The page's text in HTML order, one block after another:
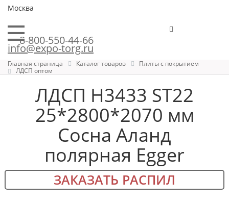
Москва
8-800-550-44-66
info@expo-torg.ru
Главная страница Каталог товаров
Плиты с покрытием
ЛДСП оптом
ЛДСП H3433 ST22
25*2800*2070 мм
Сосна Аланд
полярная Egger
ЗАКАЗАТЬ РАСПИЛ